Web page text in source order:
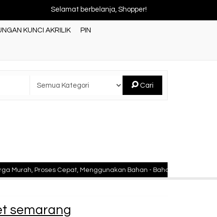
Selamat berbelanja, Shopper!
KUNCI AKRILIK PIN
Cari
Proses Cepat, Menggunakan Bahan - Bahan Berkualitas Standar
semarang